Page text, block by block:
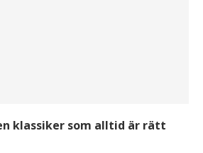
klassiker som alltid är rätt